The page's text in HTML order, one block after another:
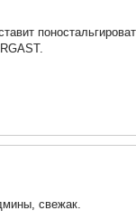
свежак.